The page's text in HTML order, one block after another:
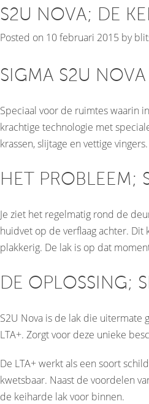
S2U NOVA; DE
Posted on 10 februari 2015 by
SIGMA S2U NOVA
Speciaal voor de ruimtes waarin
krachtige technologie met
krassen, slijtage en vettige
HET PROBLEEM;
Je ziet het regelmatig rond de
huidvet op de verflaag achter.
plakkerig. De lak is op dat
DE OPLOSSING;
S2U Nova is de lak die uitermate
LTA+. Zorgt voor deze unieke
De LTA+ werkt als een soort
kwetsbaar. Naast de voordelen
de keiharde lak voor binnen.